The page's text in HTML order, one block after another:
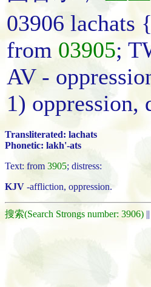
03906 lachats
from 03905;
AV -
1) oppression,
Transliterated: lachats
Phonetic: lakh'-ats
Text: from 3905; distress:
KJV -affliction, oppression.
搜索(Search Strongs number: 3906)